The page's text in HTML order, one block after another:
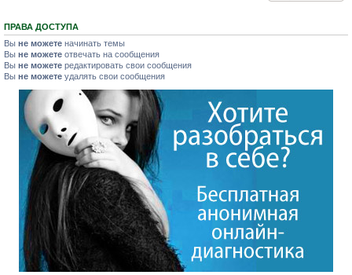
ПРАВА ДОСТУПА
Вы не можете начинать темы
Вы не можете отвечать на сообщения
Вы не можете редактировать свои сообщения
Вы не можете удалять свои сообщения